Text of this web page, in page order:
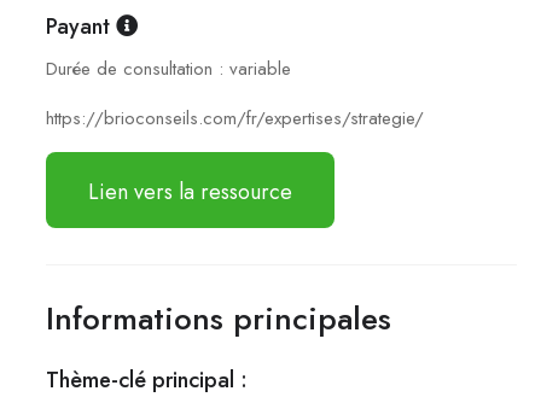
Payant
Durée de consultation : variable
https://brioconseils.com/fr/expertises/strategie/
Lien vers la ressource
Informations principales
Thème-clé principal :